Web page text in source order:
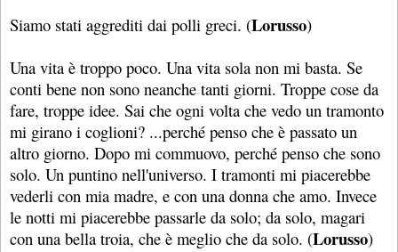
Siamo stati aggrediti dai polli greci. (Lorusso)
Una vita è troppo poco. Una vita sola non mi basta. Se
conti bene non sono neanche tanti giorni. Troppe cose da
fare, troppe idee. Sai che ogni volta che vedo un tramonto
mi girano i coglioni? ...perché penso che è passato un
altro giorno. Dopo mi commuovo, perché penso che sono
solo. Un puntino nell'universo. I tramonti mi piacerebbe
vederli con mia madre, e con una donna che amo. Invece
le notti mi piacerebbe passarle da solo; da solo, magari
con una bella troia, che è meglio che da solo. (Lorusso)